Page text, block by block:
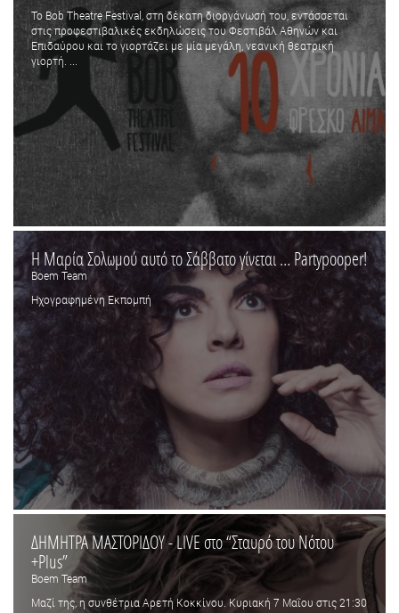
Το Bob Theatre Festival, στη δέκατη διοργάνωσή του, εντάσσεται
στις προφεστιβαλικές εκδηλώσεις του Φεστιβάλ Αθηνών και
Επιδαύρου και το γιορτάζει με μία μεγάλη, νεανική θεατρική
γιορτή. ...
Η Μαρία Σολωμού αυτό το Σάββατο γίνεται … Partypooper!
Boem Team
Ηχογραφημένη Εκπομπή
ΔΗΜΗΤΡΑ ΜΑΣΤΟΡΙΔΟΥ - LIVE στο “Σταυρό του Νότου
+Plus”
Boem Team
Μαζί της, η συνθέτρια Αρετή Κοκκίνου. Κυριακή 7 Μαΐου στις 21:30